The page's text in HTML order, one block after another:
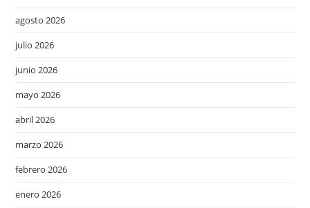
agosto 2026
julio 2026
junio 2026
mayo 2026
abril 2026
marzo 2026
febrero 2026
enero 2026